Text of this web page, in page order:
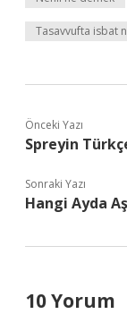
Tasavvufta isbat
Önceki Yazı
Spreyin
Sonraki Yazı
Hangi Ayda
10 Yorum